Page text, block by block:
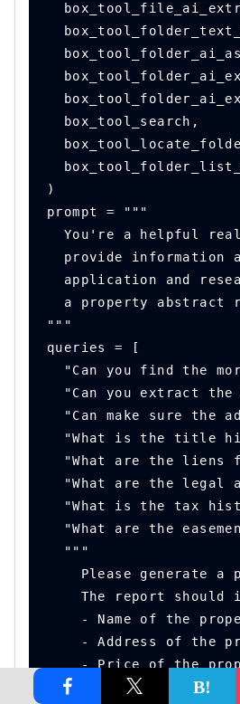
  box_tool_search,
)
prompt = """
You're a helpful
provide information
application and
a property abstract
"""
queries = [
"Can you find the
"Can you extract
"Can make sure the
"What is the title
"What are the liens
"What are the legal
"What is the tax
"What are the
  """
Please generate a
The report should
- Name of the
- Address of the
- Price of the
- Title history of